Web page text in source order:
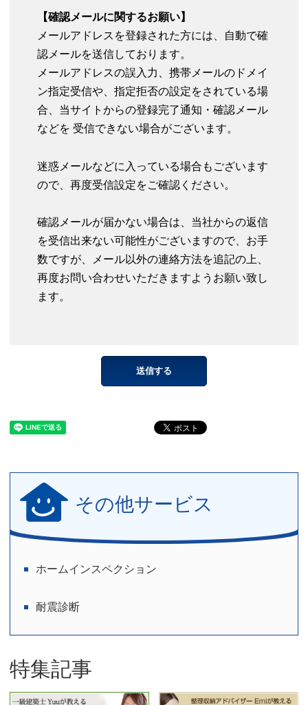
【確認メールに関するお願い】
メールアドレスを登録された方には、自動で確
認メールを送信しております。
メールアドレスの誤入力、携帯メールのドメイ
ン指定受信や、指定拒否の設定をされている場
合、当サイトからの登録完了通知・確認メール
などを 受信できない場合がございます。
迷惑メールなどに入っている場合もございます
ので、再度受信設定をご確認ください。
確認メールが届かない場合は、当社からの返信
を受信出来ない可能性がございますので、お手
数ですが、メール以外の連絡方法を追記の上、
再度お問い合わせいただきますようお願い致し
ます。
その他サービス
ホームインスペクション
耐震診断
特集記事